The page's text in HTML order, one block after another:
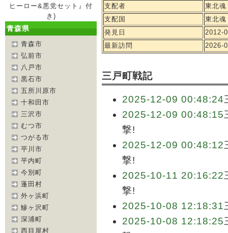
ヒーロー&悪党セット』付
き)
青森県
青森市
弘前市
八戸市
黒石市
五所川原市
十和田市
三沢市
むつ市
つがる市
平川市
平内町
今別町
蓬田村
外ヶ浜町
鰺ヶ沢町
深浦町
西目屋村
支配者
東北魂
支配国
東北魂
発見日
2012-
最新訪問
2026-
三戸町戦記
2025-12-09 00:48:24
2025-12-09 00:48:15
撃!
2025-12-09 00:48:12
撃!
2025-10-11 20:16:22
撃!
2025-10-08 12:18:31
2025-10-08 12:18:25